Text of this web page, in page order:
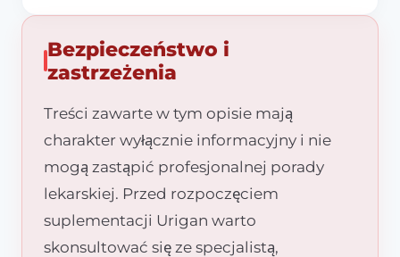
Bezpieczeństwo i
zastrzeżenia
Treści zawarte w tym opisie mają
charakter wyłącznie informacyjny i nie
mogą zastąpić profesjonalnej porady
lekarskiej. Przed rozpoczęciem
suplementacji Urigan warto
skonsultować się ze specjalistą,